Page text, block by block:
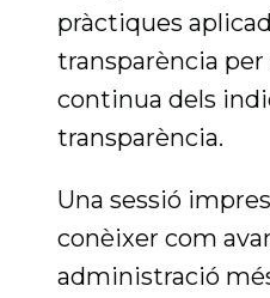
pràctiques
transparència per
continua dels
transparència.
Una sessió
conèixer com
administració